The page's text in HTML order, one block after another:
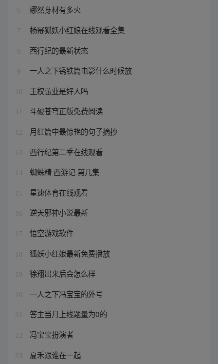
6 娜然身材有多火
7 杨幂狐妖小红娘在线观看全集
8 西行纪的最新状态
9 一人之下锈铁篇电影什么时候放
10 王权弘业是好人吗
斗破苍穹正版免费阅读
12 月红篇中最惊艳的句子摘抄
13 西行纪第二季在线观看
14 蜘蛛精 西游记 第几集
15 星速体育在线观看
16 逆天邪神小说最新
17 悟空游戏软件
18 狐妖小红娘最新免费播放
19 徐翔出来后会怎么样
20 一人之下冯宝宝的外号
21 答主当月上线题量为0的
22 冯宝宝扮演者
23 夏禾跟谁在一起